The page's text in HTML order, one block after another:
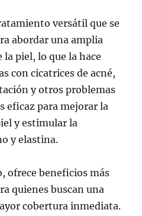
versátil que se
abordar una amplia
la piel, lo que la hace
con cicatrices de acné,
y otros problemas
eficaz para mejorar la
y estimular la
y elastina.
ofrece beneficios más
quienes buscan una
cobertura inmediata.